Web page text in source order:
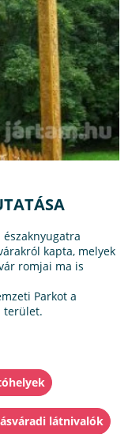
északnyugatra
kapta, melyek
romjai ma is
Parkot a
terület.
látnivalók